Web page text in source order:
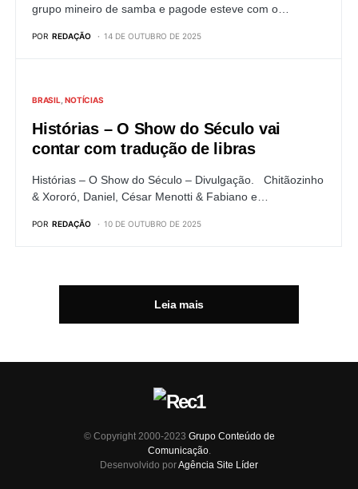
grupo mineiro de samba e pagode esteve com o…
POR REDAÇÃO 14 DE OUTUBRO DE 2025
BRASIL NOTÍCIAS
Histórias – O Show do Século vai
contar com tradução de libras
Histórias – O Show do Século – Divulgação. Chitãozinho
& Xororó, Daniel, César Menotti & Fabiano e…
POR REDAÇÃO 10 DE OUTUBRO DE 2025
Leia mais
© Copyright 2000-2023 Grupo Conteúdo de
Comunicação.
Desenvolvido porAgência Site Líder